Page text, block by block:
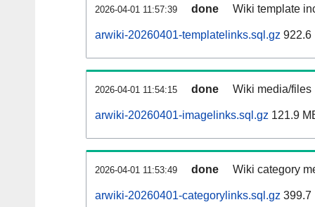
2026-04-01 11:57:39 done Wiki template
arwiki-20260401-templatelinks.sql.gz 922.6
2026-04-01 11:54:15 done Wiki media/files
arwiki-20260401-imagelinks.sql.gz 121.9
2026-04-01 11:53:49 done Wiki category
arwiki-20260401-categorylinks.sql.gz 399.7